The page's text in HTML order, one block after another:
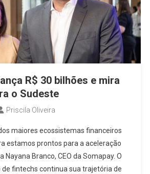
R$ 30 bilhões e mira
o Sudeste
Priscila Oliveira
maiores ecossistemas financeiros
estamos prontos para a aceleração
Nayana Branco, CEO da Somapay. O
fintechs continua sua trajetória de